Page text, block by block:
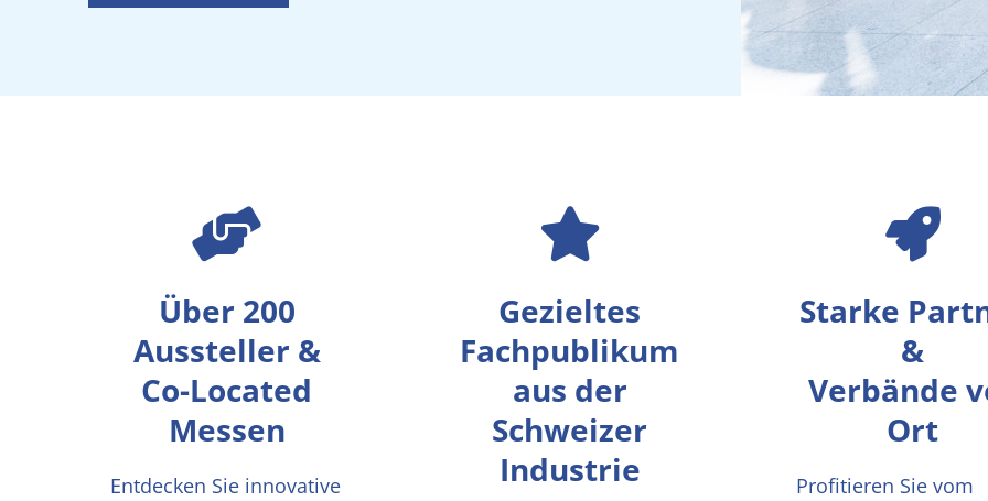
Über 200
Aussteller &
Co-Located
Messen
Entdecken Sie innovative
Gezieltes
Fachpublikum
aus der
Schweizer
Industrie
Starke
&
Verbände
Ort
Profitieren Sie vom